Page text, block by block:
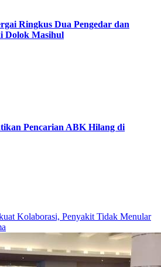
Ringkus Dua Pengedar dan
Dolok Masihul
Pencarian ABK Hilang di
Kolaborasi, Penyakit Tidak Menular